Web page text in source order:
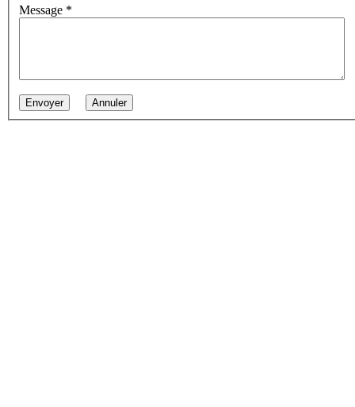
Message *